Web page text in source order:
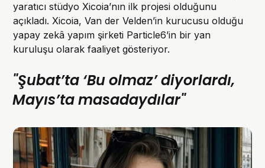
yaratıcı stüdyo Xicoia’nın ilk projesi olduğunu
açıkladı. Xicoia, Van der Velden’in kurucusu olduğu
yapay zekâ yapım şirketi Particle6’in bir yan
kuruluşu olarak faaliyet gösteriyor.
"Şubat’ta ‘Bu olmaz’ diyorlardı,
Mayıs’ta masadaydılar"